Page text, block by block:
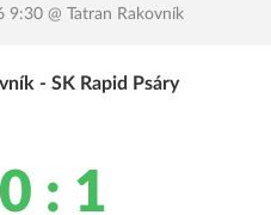
9:30 @ Tatran Rakovník
- SK Rapid Psáry
0 : 1